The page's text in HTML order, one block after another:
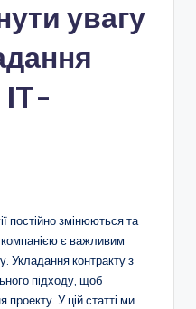
увагу
IT-
постійно змінюються та
є важливим
Укладання контракту з
підходу, щоб
проекту. У цій статті ми